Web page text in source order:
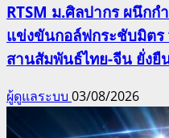
RTSM ม.ศิลปากร ผนึก
แข่งขันกอล์ฟกระชับมิตร
สานสัมพันธ์ไทย-จีน ยั่งยื
ผู้ดูแลระบบ 03/08/2026